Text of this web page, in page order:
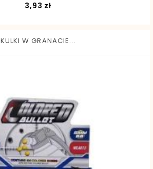
3,93 zł
KULKI W GRANACIE...